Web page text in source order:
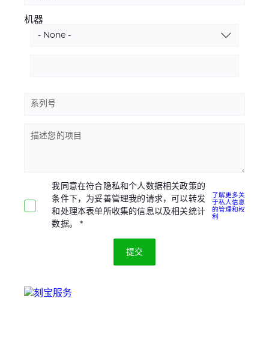
机器
机
器
系列号
描述您的项目
我同意在符合隐私和个人数据相关政策的
条件下，为妥善管理我的请求，可以转发
和处理本表单所收集的信息以及相关统计
数据。
了解更多关
于私人信息
的管理和权
利